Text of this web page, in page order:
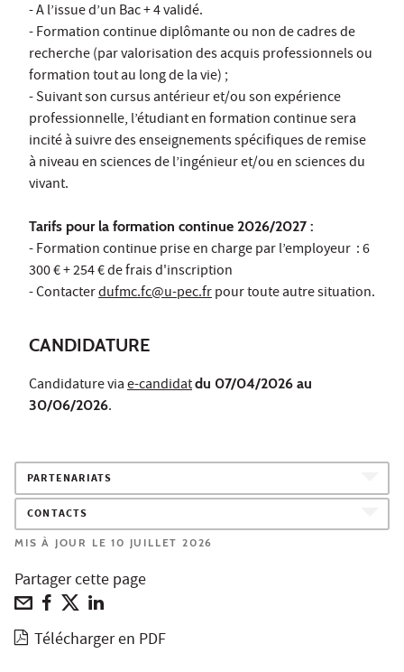
- A l’issue d’un Bac + 4 validé.
- Formation continue diplômante ou non de cadres de
recherche (par valorisation des acquis professionnels ou
formation tout au long de la vie) ;
- Suivant son cursus antérieur et/ou son expérience
professionnelle, l’étudiant en formation continue sera
incité à suivre des enseignements spécifiques de remise
à niveau en sciences de l’ingénieur et/ou en sciences du
vivant.
Tarifs pour la formation continue 2026/2027 :
- Formation continue prise en charge par l’employeur : 6
300 € + 254 € de frais d'inscription
- Contacterdufmc.fc@u-pec.frpour toute autre situation.
CANDIDATURE
Candidature viae-candidatdu 07/04/2026 au
30/06/2026.
PARTENARIATS
CONTACTS
MIS À JOUR LE 10 JUILLET 2026
Partager cette page
Télécharger en PDF